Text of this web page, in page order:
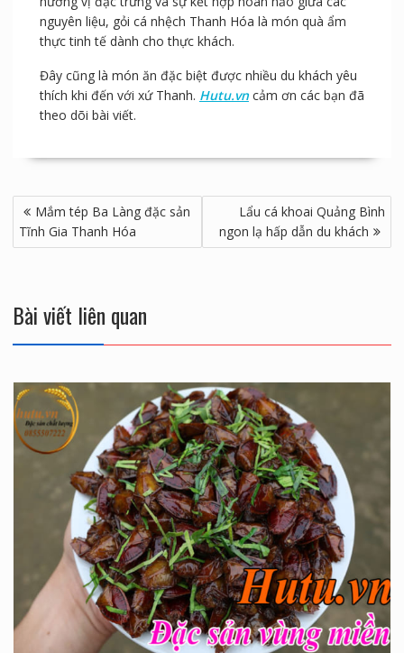
nguyên liệu, gỏi cá nhệch Thanh Hóa là món quà ẩm
thực tinh tế dành cho thực khách.
Đây cũng là món ăn đặc biệt được nhiều du khách yêu
thích khi đến với xứ Thanh. Hutu.vncảm ơn các bạn đã
theo dõi bài viết.
Điều
hướng
bài
Mắm tép Ba Làng đặc sản
Tĩnh Gia Thanh Hóa
Lẩu cá khoai Quảng Bình
ngon lạ hấp dẫn du khách
Bài viết liên quan